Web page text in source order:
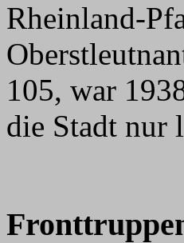
Rheinland-
105, war
die Stadt nur